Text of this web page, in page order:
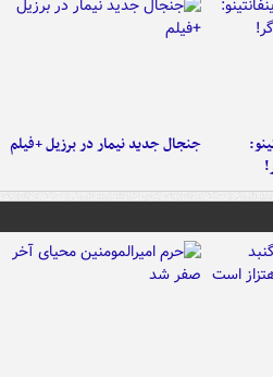
جنجال جدید نیمار در برزیل +فیلم